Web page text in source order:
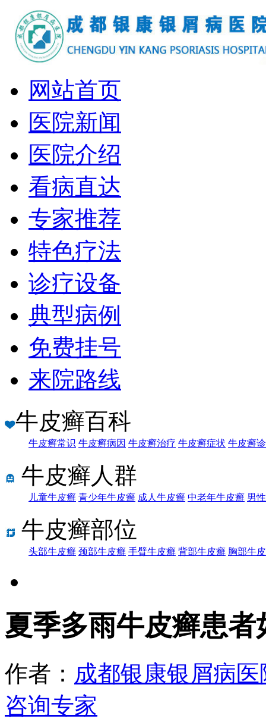
网站首页
医院新闻
医院介绍
看病直达
专家推荐
特色疗法
诊疗设备
典型病例
免费挂号
来院路线
牛皮癣百科
牛皮癣常识 牛皮癣病因 牛皮癣治疗 牛皮癣症状 牛皮癣
牛皮癣人群
儿童牛皮癣 青少年牛皮癣 成人牛皮癣 中老年牛皮癣 男
牛皮癣部位
头部牛皮癣 颈部牛皮癣 手臂牛皮癣 背部牛皮癣 胸部牛
夏季多雨牛皮癣患
作者： 成都银康银屑病医
咨询专家